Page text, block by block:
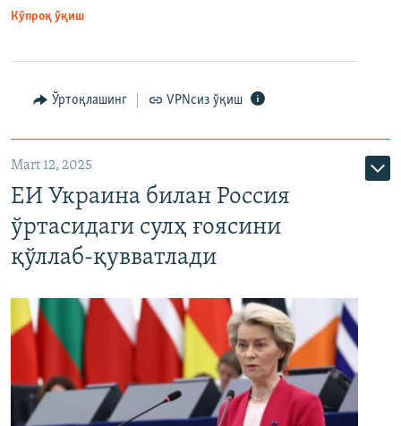
Кўпроқ ўқиш
Ўртоқлашинг VPNсиз ўқиш
Mart 12, 2025
ЕИ Украина билан Россия
ўртасидаги сулҳ ғоясини
қўллаб-қувватлади